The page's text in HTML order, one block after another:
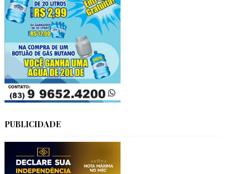
PUBLICIDADE